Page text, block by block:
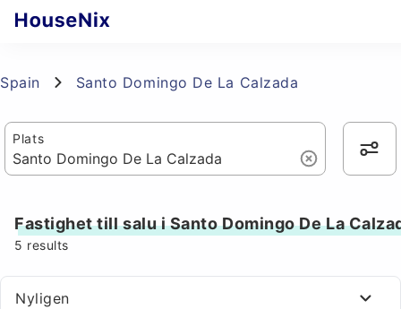
Spain Santo Domingo De La Calzada
Plats
Fastighet till salu i Santo Domingo De La
5 results
Nyligen